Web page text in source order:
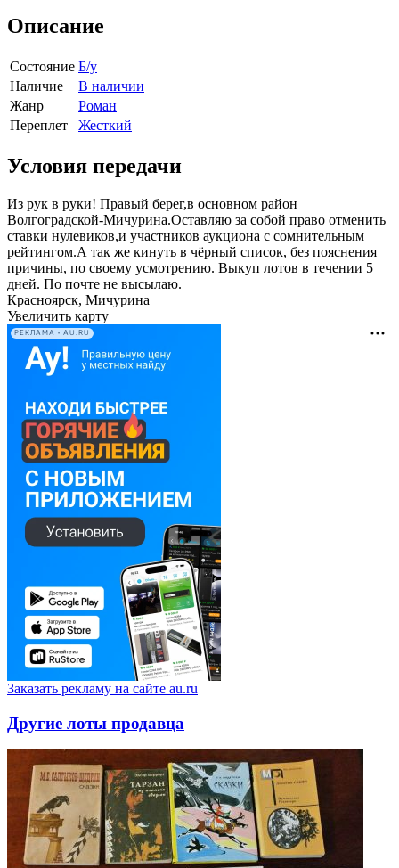
Описание
Состояние Б/у
Наличие
В наличии
Жанр
Роман
Переплет
Жесткий
Условия передачи
Из рук в руки! Правый берег,в основном район
Волгоградской-Мичурина.Оставляю за собой право отменить
ставки нулевиков,и участников аукциона с сомнительным
рейтингом.А так же кинуть в чёрный список, без пояснения
причины, по своему усмотрению. Выкуп лотов в течении 5
дней. По почте не высылаю.
Красноярск, Мичурина
Увеличить карту
РЕКЛАМА • AU.RU
Заказать рекламу на сайте au.ru
Другие лоты продавца